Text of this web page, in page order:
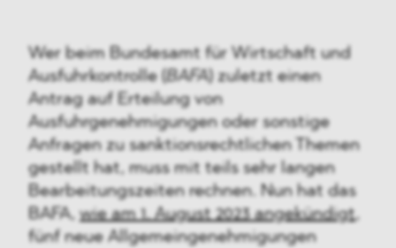
Wer beim Bundesamt für Wirtschaft und
Ausfuhrkontrolle ( BAFA ) zuletzt einen
Antrag auf Erteilung von
Ausfuhrgenehmigungen oder sonstige
Anfragen zu sanktionsrechtlichen Themen
gestellt hat, muss mit teils sehr langen
Bearbeitungszeiten rechnen. Nun hat das
BAFA,wie am 1. August 2023 angekündigt,
fünf neue Allgemeingenehmigungen